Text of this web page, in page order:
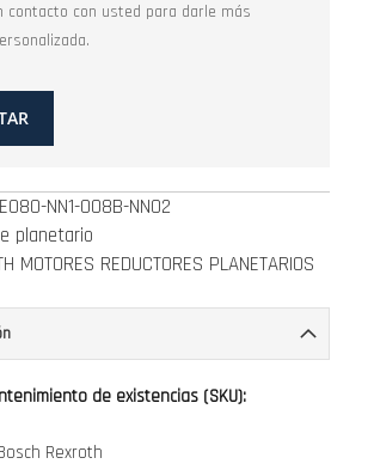
contacto con usted para darle más
NN1-008B-NN02
planetario
MOTORES REDUCTORES PLANETARIOS
Rexroth